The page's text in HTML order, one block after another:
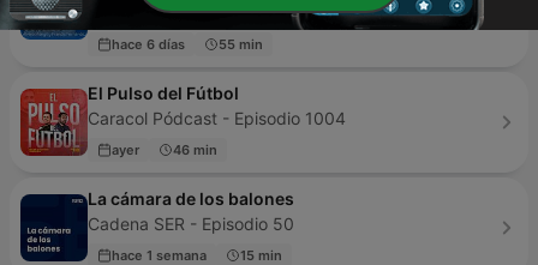
Radio MARCA - Episodio 100
hace 6 días 55 min
El Pulso del Fútbol
Caracol Pódcast - Episodio 1004
ayer 46 min
La cámara de los balones
Cadena SER - Episodio 50
hace 1 semana 15 min